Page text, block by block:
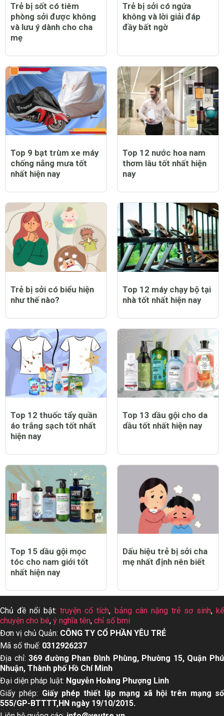
Trẻ bị sốt có tiêm
phòng sởi được không
và lưu ý dành cho cha
mẹ
Trẻ bị sởi có ngứa
không và lời giải đáp
đầy bất ngờ
Top 9 bạt trùm xe máy
chống nắng mưa tốt
nhất hiện nay
Top 12 nước hoa nam
thơm lâu tốt nhất hiện
nay
Trẻ bị sởi có biểu hiện
như thế nào?
Top 12 máy chạy bộ tại
nhà tốt nhất hiện nay
Top 12 thuốc tẩy quần
áo trắng sạch tốt nhất
hiện nay
Top 13 dầu gội cho da
dầu tốt nhất hiện nay
Top 15 dầu gội mọc
tóc cho nam giới tốt
nhất hiện nay
Dấu hiệu trẻ bị sởi cha
mẹ nhất định nên biết
Chủ đề nổi bật:truyện cổ tích, bảng cân nặng trẻ sơ sinh, kể
chuyện cho bé, ý nghĩa tên, chỉ số bmi
Đơn vị chủ Quản: CÔNG TY CỔ PHẦN YÊU TRẺ
Mã số thuế: 0312926237
Địa chỉ:369 đường Phan Đình Phùng, Phường 15, Quận Phú
Nhuận, Thành phố Hồ Chí Minh
Đại diện pháp luật: Nguyễn Hoàng Phượng Linh
Giấy phép: Giấy phép thiết lập mạng xã hội trên mạng số
555/GP-BTTTT,HN ngày 19/10/2015.